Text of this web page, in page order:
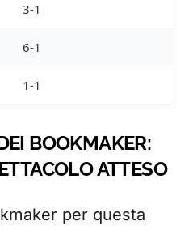
3-1
6-1
1-1
BOOKMAKER:
ATTESO
per questa